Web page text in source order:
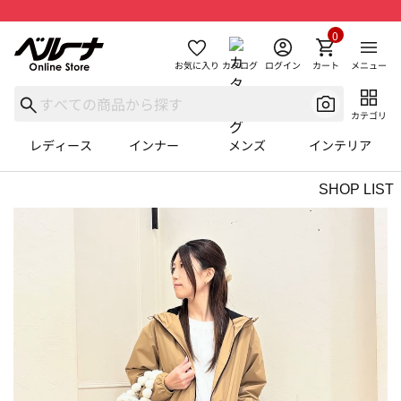
お気に入り カタログ ログイン カート
0
メニュー
カテゴリ
レディース インナー メンズ インテリア
SHOP LIST